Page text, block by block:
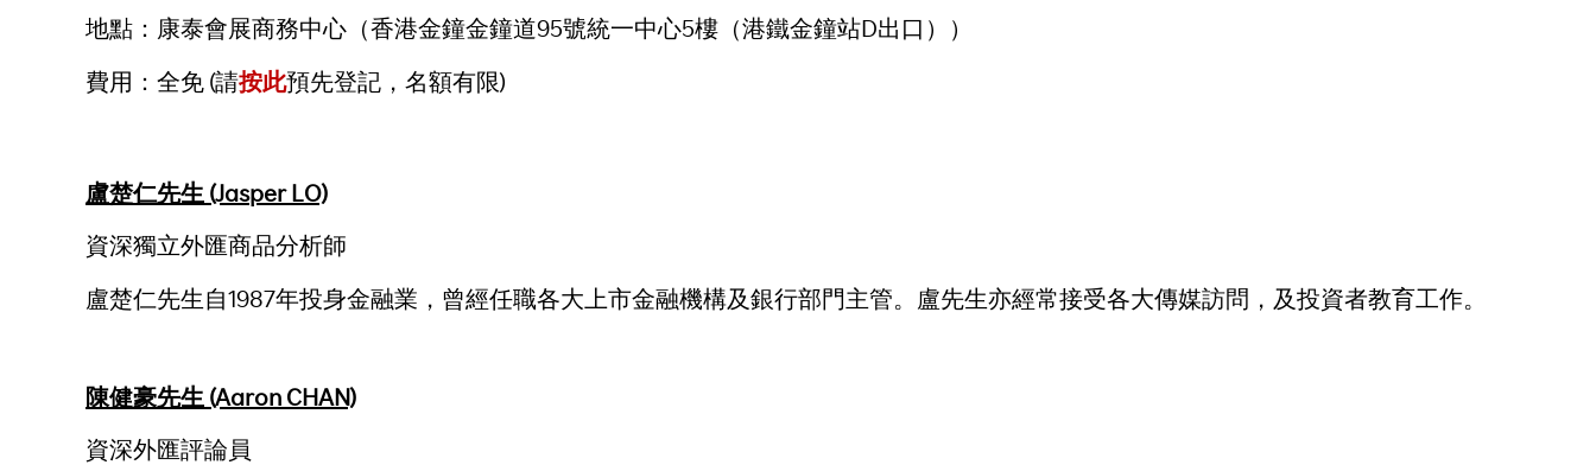
地點：康泰會展商務中心（香港金鐘金鐘道95號統一中心5樓（港鐵金鐘站D出口））
費用：全免 (請按此預先登記，名額有限)
盧楚仁先生 (Jasper LO)
資深獨立外匯商品分析師
盧楚仁先生自1987年投身金融業，曾經任職各大上市金融機構及銀行部門主管。盧先生亦經常接受各大傳媒訪問，及投資者教育工作。
陳健豪先生 (Aaron CHAN)
資深外匯評論員